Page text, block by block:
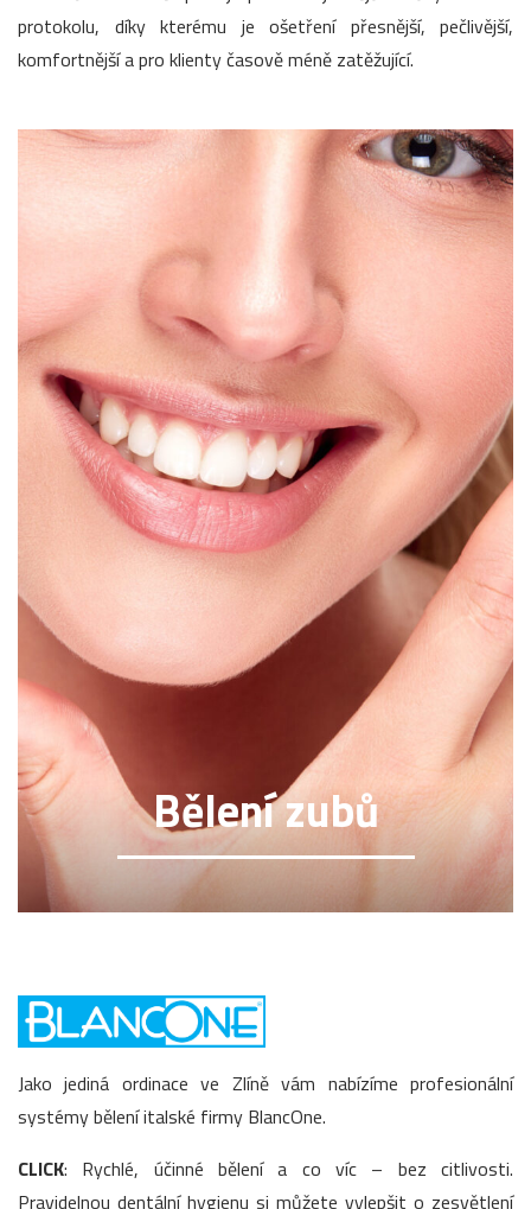
protokolu, díky kterému je ošetření přesnější, pečlivější,
komfortnější a pro klienty časově méně zatěžující.
Jako jediná ordinace ve Zlíně vám nabízíme profesionální
systémy bělení italské firmy BlancOne.
CLICK: Rychlé, účinné bělení a co víc – bez citlivosti.
Pravidelnou dentální hygienu si můžete vylepšit o zesvětlení
Bělení zubů